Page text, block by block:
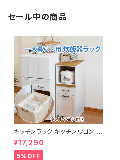
セール中の商品
キッチンラック キッチンワゴン キ
ャスター付き 収納ラック 一人暮
らし スリムキッチンラック 幅30
cm 完成品
¥17,290
5%OFF